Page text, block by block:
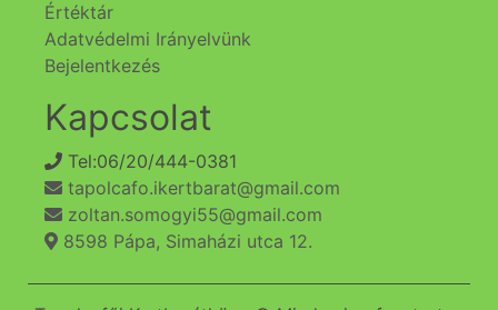
Értéktár
Adatvédelmi Irányelvünk
Bejelentkezés
Kapcsolat
Tel:06/20/444-0381
tapolcafo.ikertbarat@gmail.com
zoltan.somogyi55@gmail.com
8598 Pápa, Simaházi utca 12.